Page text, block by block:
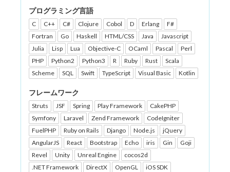
プログラミング言語
C C++ C# Clojure Cobol D Erlang
F#
Fortran
Go Haskell HTML/CSS Java
Javascript
Julia
Lisp Lua Objective-C OCaml Pascal
Perl
PHP
Python2 Python3 R Ruby Rust
Scala
Scheme
SQL Swift TypeScript Visual Basic Kotlin
フレームワーク
Struts JSF Spring Play Framework
CakePHP
Symfony
Laravel Zend Framework
CodeIgniter
FuelPHP
Ruby on Rails Django Node.js
jQuery
AngularJS
React Bootstrap Echo iris Gin
Goji
Revel
Unity Unreal Engine
cocos2d
.NET Framework
DirectX OpenGL
iOS SDK